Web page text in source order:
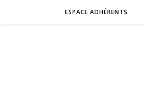
ESPACE ADHÉRENTS